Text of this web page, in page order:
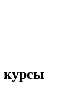
курсы